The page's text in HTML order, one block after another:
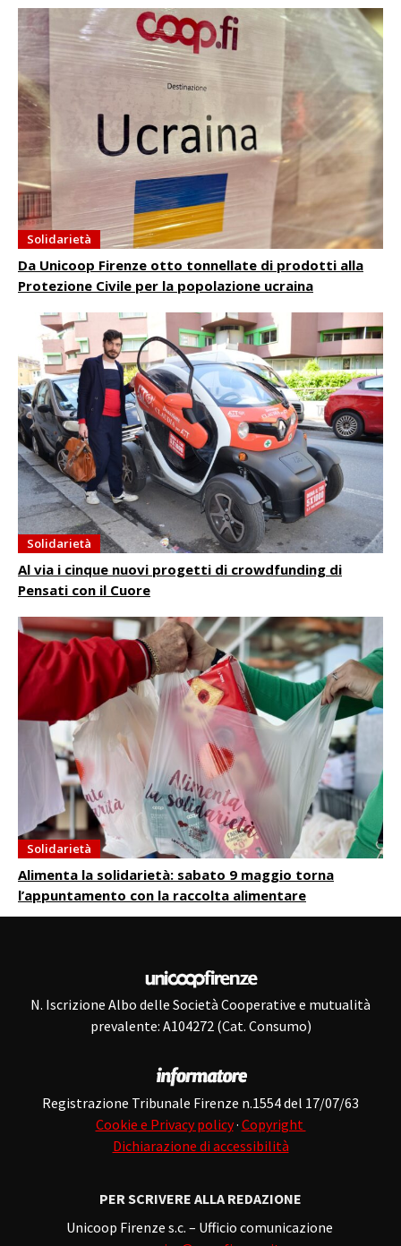
Solidarietà
Da Unicoop Firenze otto tonnellate di prodotti alla
Protezione Civile per la popolazione ucraina
Solidarietà
Al via i cinque nuovi progetti di crowdfunding di
Pensati con il Cuore
Solidarietà
Alimenta la solidarietà: sabato 9 maggio torna
l’appuntamento con la raccolta alimentare
N. Iscrizione Albo delle Società Cooperative e mutualità
prevalente: A104272 (Cat. Consumo)
Registrazione Tribunale Firenze n.1554 del 17/07/63
Cookie e Privacy policy· Copyright
Dichiarazione di accessibilità
PER SCRIVERE ALLA REDAZIONE
Unicoop Firenze s.c. – Ufficio comunicazione